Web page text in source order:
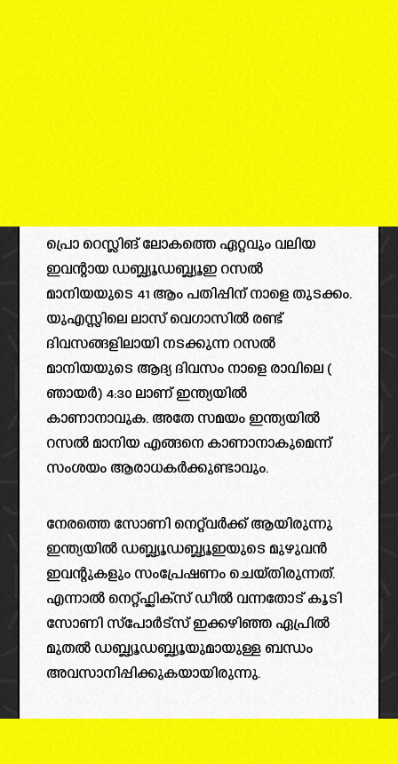
പ്രൊ റെസ്ലിങ് ലോകത്തെ ഏറ്റവും വലിയ
ഇവന്റായ ഡബ്ല്യൂഡബ്ല്യൂഇ റസൽ
മാനിയയുടെ 41 ആം പതിപ്പിന് നാളെ തുടക്കം.
യുഎസ്സിലെ ലാസ് വെഗാസിൽ രണ്ട്
ദിവസങ്ങളിലായി നടക്കുന്ന റസൽ
മാനിയയുടെ ആദ്യ ദിവസം നാളെ രാവിലെ (
ഞായർ) 4:30 ലാണ് ഇന്ത്യയിൽ
കാണാനാവുക. അതേ സമയം ഇന്ത്യയിൽ
റസൽ മാനിയ എങ്ങനെ കാണാനാകുമെന്ന്
സംശയം ആരാധകർക്കുണ്ടാവും.
നേരത്തെ സോണി നെറ്റ്‌വർക്ക് ആയിരുന്നു
ഇന്ത്യയിൽ ഡബ്ല്യൂഡബ്ല്യൂഇയുടെ മുഴുവൻ
ഇവന്റുകളും സംപ്രേഷണം ചെയ്തിരുന്നത്.
എന്നാൽ നെറ്റ്ഫ്ലിക്സ് ഡീൽ വന്നതോട് കൂടി
സോണി സ്പോർട്സ് ഇക്കഴിഞ്ഞ ഏപ്രിൽ
മുതൽ ഡബ്ല്യൂഡബ്ല്യൂയുമായുള്ള ബന്ധം
അവസാനിപ്പിക്കുകയായിരുന്നു.